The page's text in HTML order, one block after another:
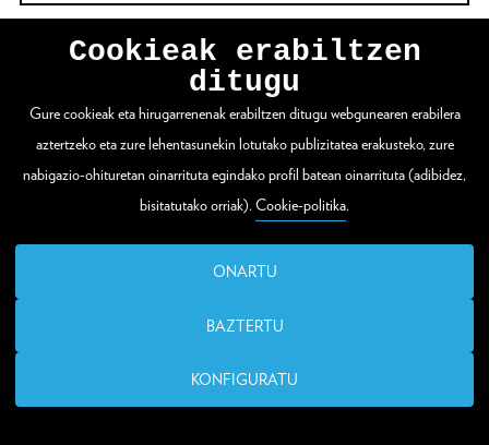
20003 Donostia / San Sebastián
T. (00 34) 943 48 15 80
santelmo@donostia.eus
Cookieak erabiltzen
ditugu
Gure cookieak eta hirugarrenenak erabiltzen ditugu webgunearen erabilera
aztertzeko eta zure lehentasunekin lotutako publizitatea erakusteko, zure
nabigazio-ohituretan oinarrituta egindako profil batean oinarrituta (adibidez,
bisitatutako orriak).Cookie-politika.
KONFIGURATU
BAZTERTU
ONARTU